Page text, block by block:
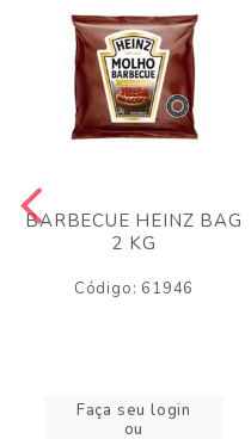
BARBECUE HEINZ BAG
2 KG
Código: 61946
Faça seu login
ou